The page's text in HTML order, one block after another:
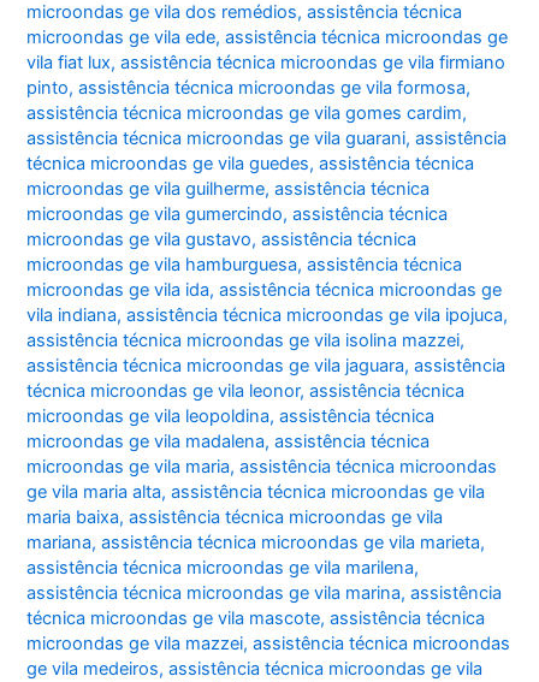
microondas ge vila dos remédios,assistência técnica
microondas ge vila ede,assistência técnica microondas ge
vila fiat lux,assistência técnica microondas ge vila firmiano
pinto,assistência técnica microondas ge vila formosa,
assistência técnica microondas ge vila gomes cardim,
assistência técnica microondas ge vila guarani,assistência
técnica microondas ge vila guedes,assistência técnica
microondas ge vila guilherme,assistência técnica
microondas ge vila gumercindo,assistência técnica
microondas ge vila gustavo,assistência técnica
microondas ge vila hamburguesa,assistência técnica
microondas ge vila ida,assistência técnica microondas ge
vila indiana,assistência técnica microondas ge vila ipojuca,
assistência técnica microondas ge vila isolina mazzei,
assistência técnica microondas ge vila jaguara,assistência
técnica microondas ge vila leonor,assistência técnica
microondas ge vila leopoldina,assistência técnica
microondas ge vila madalena,assistência técnica
microondas ge vila maria,assistência técnica microondas
ge vila maria alta,assistência técnica microondas ge vila
maria baixa,assistência técnica microondas ge vila
mariana,assistência técnica microondas ge vila marieta,
assistência técnica microondas ge vila marilena,
assistência técnica microondas ge vila marina,assistência
técnica microondas ge vila mascote,assistência técnica
microondas ge vila mazzei,assistência técnica microondas
ge vila medeiros,assistência técnica microondas ge vila